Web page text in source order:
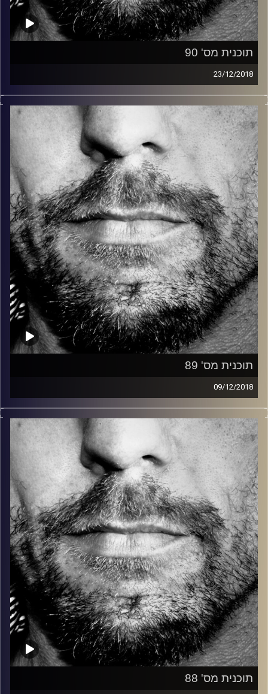
תוכנית מס' 90
23/12/2018
זיפים, מוזיקה מחוספסת של הופעות חיות. הרבה ג'אם, רוק,
בלוז, bluegrass, ג'אז, Fאנק, פרוגרסיב ואפילו אלקטרוניקה.
כל מה שחי, אמיתי ונושם.
עם שמוליק רגב.
קרדיט תמונות: David Goehring
תוכנית מס' 89
09/12/2018
זיפים, מוזיקה מחוספסת של הופעות חיות. הרבה ג'אם, רוק,
בלוז, bluegrass, ג'אז, Fאנק, פרוגרסיב ואפילו אלקטרוניקה.
כל מה שחי, אמיתי ונושם.
עם שמוליק רגב.
קרדיט תמונות: David Goehring
תוכנית מס' 88